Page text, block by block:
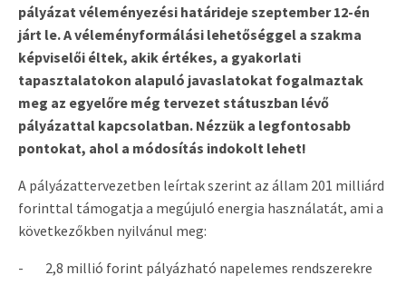
pályázat véleményezési határideje szeptember 12-én
járt le. A véleményformálási lehetőséggel a szakma
képviselői éltek, akik értékes, a gyakorlati
tapasztalatokon alapuló javaslatokat fogalmaztak
meg az egyelőre még tervezet státuszban lévő
pályázattal kapcsolatban. Nézzük a legfontosabb
pontokat, ahol a módosítás indokolt lehet!
A pályázattervezetben leírtak szerint az állam 201 milliárd
forinttal támogatja a megújuló energia használatát, ami a
következőkben nyilvánul meg:
- 2,8 millió forint pályázható napelemes rendszerekre